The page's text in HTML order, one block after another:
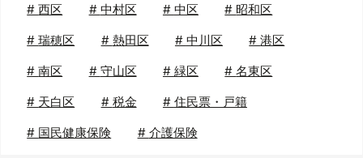
#西区 # 中村区 # 中区 # 昭和区
#瑞穂区 # 熱田区 # 中川区 #港区
#南区 # 守山区 # 緑区 #名東区
# 天白区 # 税金 # 住民票・戸籍
# 国民健康保険 # 介護保険